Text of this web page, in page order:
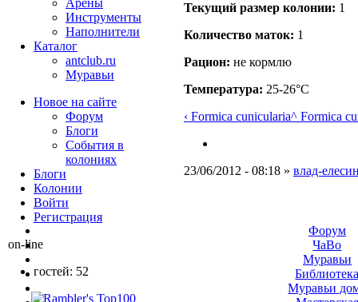
Текущий размер кoлонии: 1
Количество маток: 1
Рацион: не кормлю
Температура: 25-26°C
‹ Formica cunicularia^ Formica
23/06/2012 - 08:18 » влад-
Арены
Инструменты
Наполнители
Каталог
antclub.ru
Муравьи
Новое на сайте
Форум
Блоги
События в
колониях
Блоги
Колонии
Войти
Peгиcтpaция
on-line
гостей: 52
Форум
ЧаВо
Муравьи
Муравьи